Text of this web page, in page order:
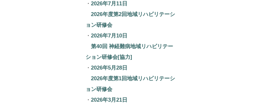
・ 2026年7月11日
2026年度第2回地域リハビリテーシ
ョン研修会
・ 2026年7月10日
第40回 神経難病地域リハビリテー
ション研修会[協力]
・ 2026年5月28日
2026年度第1回地域リハビリテーシ
ョン研修会
・ 2026年3月21日